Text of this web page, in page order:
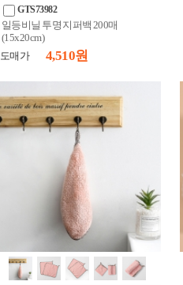
GTS73982
일등비닐 투명 지퍼백 200매
(15x20cm)
도매가
4,510 원